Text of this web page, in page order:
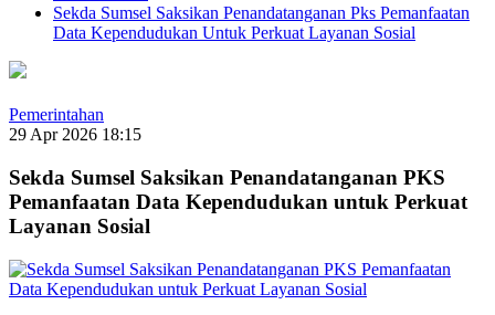
Sekda Sumsel Saksikan Penandatanganan Pks Pemanfaatan
Data Kependudukan Untuk Perkuat Layanan Sosial
Pemerintahan
29 Apr 2026 18:15
Sekda Sumsel Saksikan Penandatanganan PKS
Pemanfaatan Data Kependudukan untuk Perkuat
Layanan Sosial